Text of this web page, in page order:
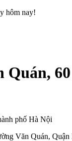
hôm nay!
Quán,
phố Hà Nội
Văn Quán,